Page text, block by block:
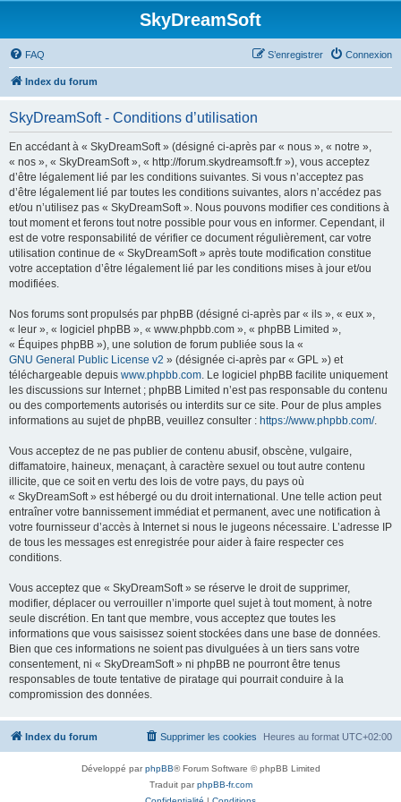
SkyDreamSoft
FAQ Connexion
S’enregistrer
Index du forum
SkyDreamSoft - Conditions d’utilisation
En accédant à « SkyDreamSoft » (désigné ci-après par « nous », « notre »,
« nos », « SkyDreamSoft », « http://forum.skydreamsoft.fr »), vous acceptez
d’être légalement lié par les conditions suivantes. Si vous n’acceptez pas
d’être légalement lié par toutes les conditions suivantes, alors n’accédez pas
et/ou n’utilisez pas « SkyDreamSoft ». Nous pouvons modifier ces conditions à
tout moment et ferons tout notre possible pour vous en informer. Cependant, il
est de votre responsabilité de vérifier ce document régulièrement, car votre
utilisation continue de « SkyDreamSoft » après toute modification constitue
votre acceptation d’être légalement lié par les conditions mises à jour et/ou
modifiées.
Nos forums sont propulsés par phpBB (désigné ci-après par « ils », « eux »,
« leur », « logiciel phpBB », « www.phpbb.com », « phpBB Limited »,
« Équipes phpBB »), une solution de forum publiée sous la «
GNU General Public License v2 » (désignée ci-après par « GPL ») et
téléchargeable depuis www.phpbb.com. Le logiciel phpBB facilite uniquement
les discussions sur Internet ; phpBB Limited n’est pas responsable du contenu
ou des comportements autorisés ou interdits sur ce site. Pour de plus amples
informations au sujet de phpBB, veuillez consulter : https://www.phpbb.com/.
Vous acceptez de ne pas publier de contenu abusif, obscène, vulgaire,
diffamatoire, haineux, menaçant, à caractère sexuel ou tout autre contenu
illicite, que ce soit en vertu des lois de votre pays, du pays où
« SkyDreamSoft » est hébergé ou du droit international. Une telle action peut
entraîner votre bannissement immédiat et permanent, avec une notification à
votre fournisseur d’accès à Internet si nous le jugeons nécessaire. L’adresse IP
de tous les messages est enregistrée pour aider à faire respecter ces
conditions.
Vous acceptez que « SkyDreamSoft » se réserve le droit de supprimer,
modifier, déplacer ou verrouiller n’importe quel sujet à tout moment, à notre
seule discrétion. En tant que membre, vous acceptez que toutes les
informations que vous saisissez soient stockées dans une base de données.
Bien que ces informations ne soient pas divulguées à un tiers sans votre
consentement, ni « SkyDreamSoft » ni phpBB ne pourront être tenus
responsables de toute tentative de piratage qui pourrait conduire à la
compromission des données.
Index du forum Heures au format UTC+02:00
Supprimer les cookies
Développé parphpBB® Forum Software © phpBB Limited
Traduit parphpBB-fr.com